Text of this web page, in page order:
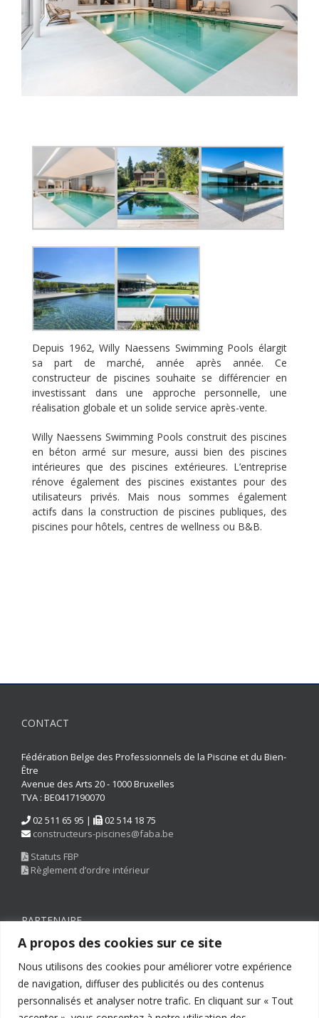
A propos des cookies sur ce site
Nous utilisons des cookies pour améliorer votre expérience
de navigation, diffuser des publicités ou des contenus
personnalisés et analyser notre trafic. En cliquant sur « Tout
Depuis 1962, Willy Naessens Swimming Pools élargit
sa part de marché, année après année. Ce
constructeur de piscines souhaite se différencier en
investissant dans une approche personnelle, une
réalisation globale et un solide service après-vente.
Willy Naessens Swimming Pools construit des piscines
en béton armé sur mesure, aussi bien des piscines
intérieures que des piscines extérieures. L’entreprise
rénove également des piscines existantes pour des
utilisateurs privés. Mais nous sommes également
actifs dans la construction de piscines publiques, des
piscines pour hôtels, centres de wellness ou B&B.
CONTACT
Fédération Belge des Professionnels de la Piscine et du Bien-
Être
Avenue des Arts 20 - 1000 Bruxelles
TVA : BE0417190070
02 511 65 95 |
02 514 18 75
constructeurs-piscines@faba.be
Statuts FBP
Règlement d’ordre intérieur
PARTENAIRE